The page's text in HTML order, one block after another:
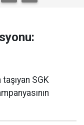
SGK